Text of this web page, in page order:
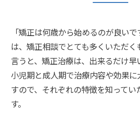
「矯正は何歳から始めるのが良い
は、矯正相談でとても多くいただく
言うと、矯正治療は、出来るだけ早
小児期と成人期で治療内容や効果
すので、それぞれの特徴を知ってい
す。